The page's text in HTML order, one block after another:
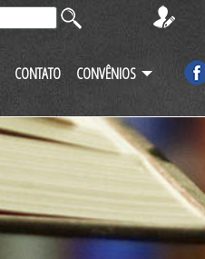
CONTATO CONVÊNIOS